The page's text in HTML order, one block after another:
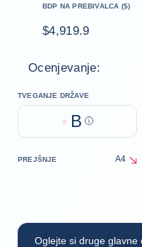
BDP NA PREBIVALCA ($)
$4,919.9
Ocenjevanje:
TVEGANJE DRŽAVE
B Help
PREJŠNJE A4
Oglejte si druge glavne